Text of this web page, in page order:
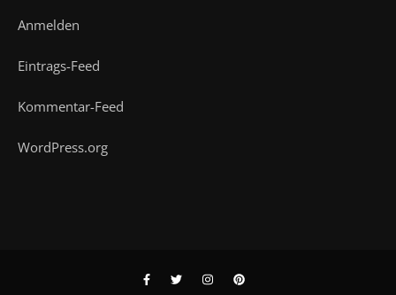
Anmelden
Eintrags-Feed
Kommentar-Feed
WordPress.org